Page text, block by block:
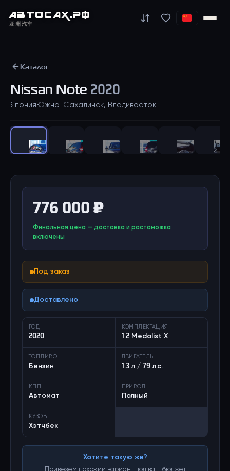
АВТОСАХ.РФ
亚洲汽车
Каталог
Nissan Note 2020
Япония Южно-Сахалинск, Владивосток
776 000 ₽
Финальная цена — доставка и растаможка
включены
Под заказ
Доставлено
ГОД
2020
КОМПЛЕКТАЦИЯ
1.2 Medalist X
ТОПЛИВО
Бензин
ДВИГАТЕЛЬ
1.3 л / 79 л.с.
КПП
Автомат
ПРИВОД
Полный
КУЗОВ
Хэтчбек
Хотите такую же?